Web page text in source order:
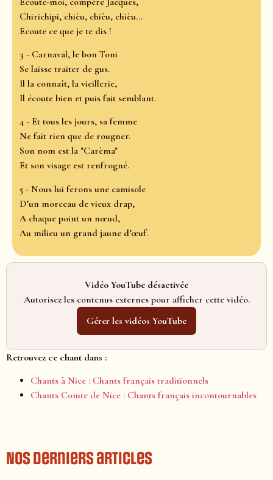
Chirichipi, chièu, chièu, chièu...
Ecoute ce que je te dis !
3 - Carnaval, le bon Toni
Se laisse traiter de gus.
Il la connaît, la vieillerie,
Il écoute bien et puis fait semblant.
4 - Et tous les jours, sa femme
Ne fait rien que de rougner.
Son nom est la "Carèma"
Et son visage est renfrogné.
5 - Nous lui ferons une camisole
D’un morceau de vieux drap,
A chaque point un nœud,
Au milieu un grand jaune d’œuf.
Vidéo YouTube désactivée
Autorisez les contenus externes pour afficher cette vidéo.
Gérer les vidéos YouTube
Retrouvez ce chant dans :
Chants à Nice : Chants français traditionnels
Chants Comte de Nice : Chants français incontournables
Nos derniers articles